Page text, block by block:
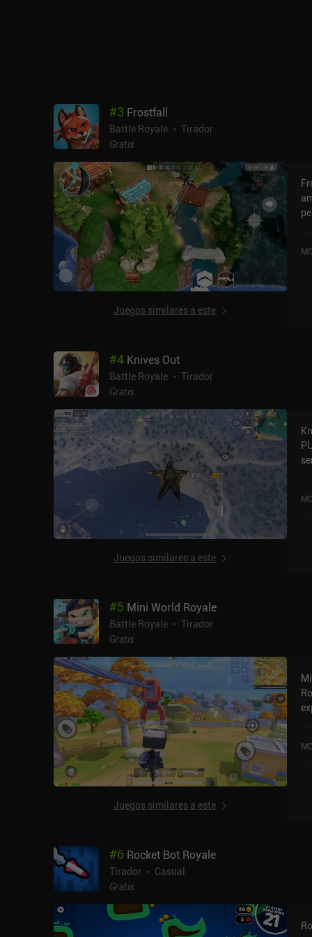
#3 Frostfall
Battle Royale
Tirador
Gratis
Juegos similares a este
#4 Knives Out
Battle Royale
Tirador
Gratis
Juegos similares a este
#5 Mini World Royale
Battle Royale
Tirador
Gratis
Juegos similares a este
#6 Rocket Bot Royale
Tirador
Casual
Gratis